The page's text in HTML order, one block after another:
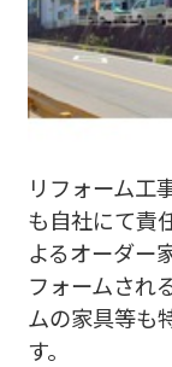
リフォーム工
も自社にて責
よるオーダー
フォームされ
ムの家具等も
す。